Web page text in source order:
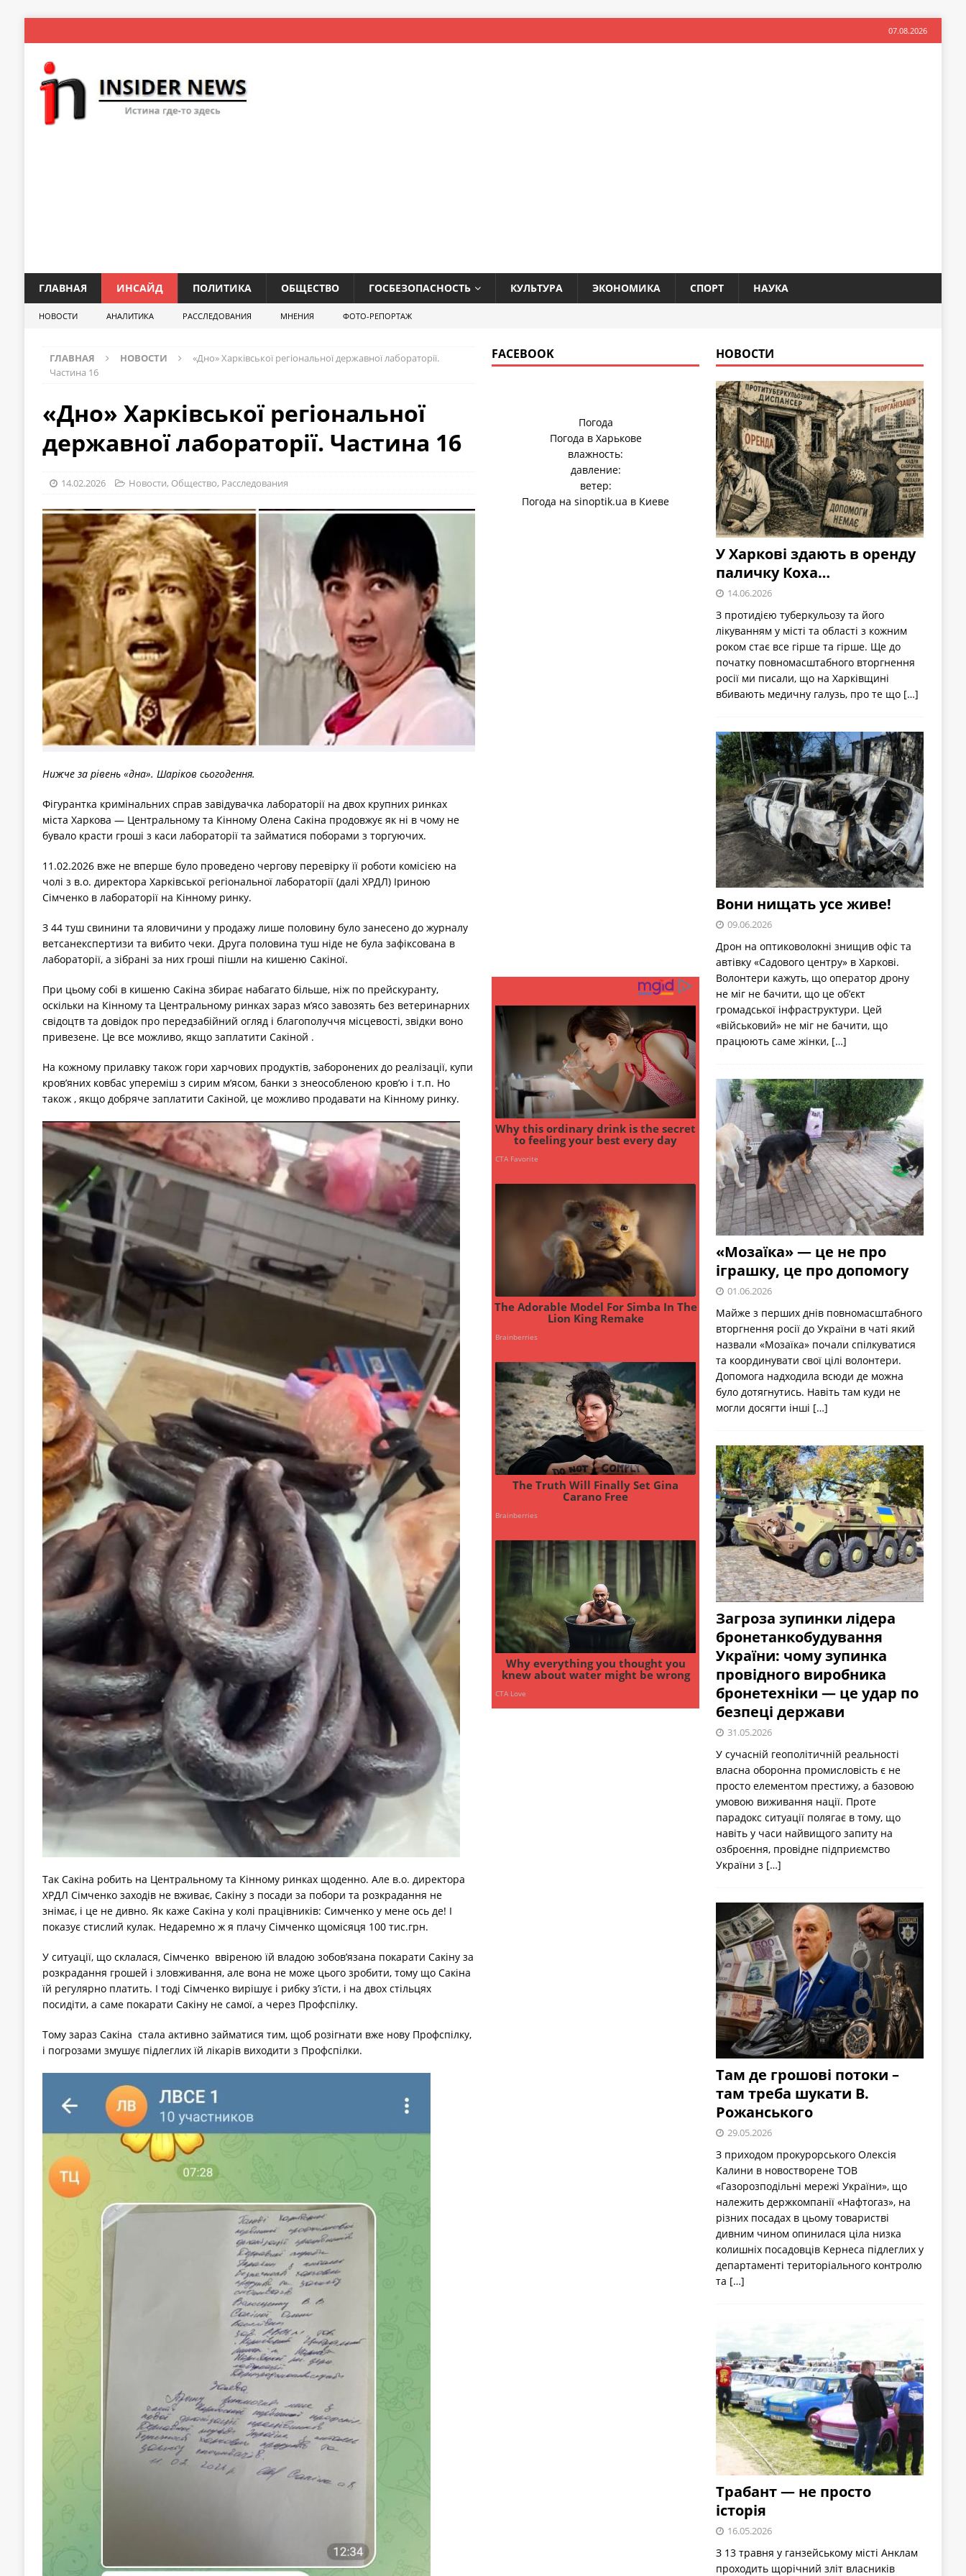
07.08.2026
ГЛАВНАЯ ИНСАЙД ПОЛИТИКА ОБЩЕСТВО ГОСБЕЗОПАСНОСТЬ КУЛЬТУРА ЭКОНОМИКА СПОРТ НАУКА
НОВОСТИ АНАЛИТИКА РАССЛЕДОВАНИЯ МНЕНИЯ ФОТО-РЕПОРТАЖ
ГЛАВНАЯ НОВОСТИ
«Дно» Харківської регіональної державної лабораторії.
Частина 16
«Дно» Харківської регіональної
державної лабораторії. Частина 16
14.02.2026 Новости, Общество, Расследования
Нижче за рівень «дна». Шаріков сьогодення.
Фігурантка кримінальних справ завідувачка лабораторії на двох крупних ринках
міста Харкова — Центральному та Кінному Олена Сакіна продовжує як ні в чому не
бувало красти гроші з каси лабораторії та займатися поборами з торгуючих.
11.02.2026 вже не вперше було проведено чергову перевірку її роботи комісією на
чолі з в.о. директора Харківської регіональної лабораторії (далі ХРДЛ) Іриною
Сімченко в лабораторії на Кінному ринку.
З 44 туш свинини та яловичини у продажу лише половину було занесено до журналу
ветсанекспертизи та вибито чеки. Друга половина туш ніде не була зафіксована в
лабораторії, а зібрані за них гроші пішли на кишеню Сакіної.
При цьому собі в кишеню Сакіна збирає набагато більше, ніж по прейскуранту,
оскільки на Кінному та Центральному ринках зараз м’ясо завозять без ветеринарних
свідоцтв та довідок про передзабійний огляд і благополуччя місцевості, звідки воно
привезене. Це все можливо, якщо заплатити Сакіной .
На кожному прилавку також гори харчових продуктів, заборонених до реалізації, купи
кров’яних ковбас упереміш з сирим м’ясом, банки з знеособленою кров’ю і т.п. Но
також , якщо добряче заплатити Сакіной, це можливо продавати на Кінному ринку.
Так Сакіна робить на Центральному та Кінному ринках щоденно. Але в.о. директора
ХРДЛ Сімченко заходів не вживає, Сакіну з посади за побори та розкрадання не
знімає, і це не дивно. Як каже Сакіна у колі працівників: Симченко у мене ось де! І
показує стислий кулак. Недаремно ж я плачу Сімченко щомісяця 100 тис.грн.
У ситуації, що склалася, Сімченко ввіреною їй владою зобов’язана покарати Сакіну за
розкрадання грошей і зловживання, але вона не може цього зробити, тому що Сакіна
їй регулярно платить. І тоді Сімченко вирішує і рибку з’їсти, і на двох стільцях
посидіти, а саме покарати Сакіну не самої, а через Профспілку.
Тому зараз Сакіна стала активно займатися тим, щоб розігнати вже нову Профспілку,
і погрозами змушує підлеглих їй лікарів виходити з Профспілки.
FACEBOOK
Погода
Погода в Харькове
влажность:
давление:
ветер:
Погода наsinoptik.ua в Киеве
НОВОСТИ
У Харкові здають в оренду
паличку Коха…
14.06.2026
З протидією туберкульозу та його
лікуванням у місті та області з кожним
роком стає все гірше та гірше. Ще до
початку повномасштабного вторгнення
росії ми писали, що на Харківщині
вбивають медичну галузь, про те що […]
Вони нищать усе живе!
09.06.2026
Дрон на оптиковолокні знищив офіс та
автівку «Садового центру» в Харкові.
Волонтери кажуть, що оператор дрону
не міг не бачити, що це об’єкт
громадської інфраструктури. Цей
«військовий» не міг не бачити, що
працюють саме жінки, […]
«Мозаїка» — це не про
іграшку, це про допомогу
01.06.2026
Майже з перших днів повномасштабного
вторгнення росії до України в чаті який
назвали «Мозаїка» почали спілкуватися
та координувати свої цілі волонтери.
Допомога надходила всюди де можна
було дотягнутись. Навіть там куди не
могли досягти інші […]
Загроза зупинки лідера
бронетанкобудування
України: чому зупинка
провідного виробника
бронетехніки — це удар по
безпеці держави
31.05.2026
У сучасній геополітичній реальності
власна оборонна промисловість є не
просто елементом престижу, а базовою
умовою виживання нації. Проте
парадокс ситуації полягає в тому, що
навіть у часи найвищого запиту на
озброєння, провідне підприємство
України з […]
Там де грошові потоки –
там треба шукати В.
Рожанського
29.05.2026
З приходом прокурорського Олексія
Калини в новостворене ТОВ
«Газорозподільні мережі України», що
належить держкомпанії «Нафтогаз», на
різних посадах в цьому товаристві
дивним чином опинилася ціла низка
колишніх посадовців Кернеса підлеглих у
департаменті територіального контролю
та […]
Трабант — не просто
історія
16.05.2026
З 13 травня у ганзейському місті Анклам
проходить щорічний зліт власників